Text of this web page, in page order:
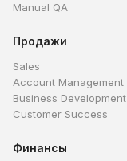
Manual QA
Продажи
Sales
Account Management
Business Development
Customer Success
Финансы